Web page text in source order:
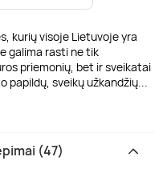
kurių visoje Lietuvoje yra
galima rasti ne tik
priemonių, bet ir sveikatai
papildų, sveikų užkandžių...
(47)